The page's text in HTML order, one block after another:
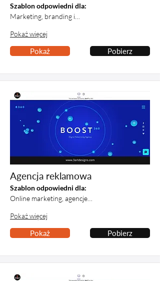
Szablon odpowiedni dla:
Marketing, branding i…
Pokaż więcej
Pokaż Pobierz
Agencja reklamowa
Szablon odpowiedni dla:
Online marketing, agencje…
Pokaż więcej
Pokaż Pobierz